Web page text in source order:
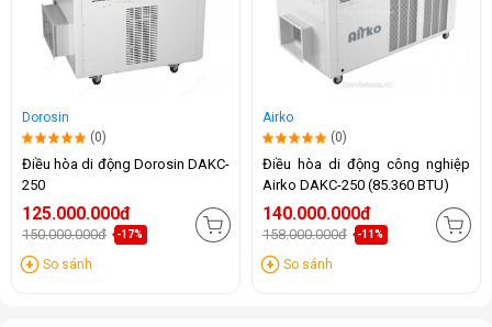
Dorosin
(0)
Điều hòa di động Dorosin DAKC-
250
125.000.000đ
150.000.000đ -17%
So sánh
Airko
(0)
Điều hòa di động công nghiệp
Airko DAKC-250 (85.360 BTU)
140.000.000đ
158.000.000đ -11%
So sánh